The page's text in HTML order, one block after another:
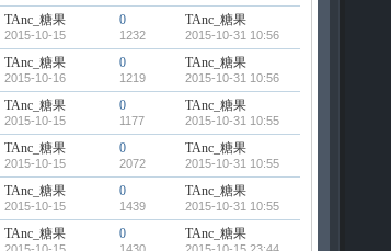
TAnc_糖果
2015-10-15
0
1232
TAnc_糖果
2015-10-31 10:56
TAnc_糖果
2015-10-16
0
1219
TAnc_糖果
2015-10-31 10:56
TAnc_糖果
2015-10-15
0
1177
TAnc_糖果
2015-10-31 10:55
TAnc_糖果
2015-10-15
0
2072
TAnc_糖果
2015-10-31 10:55
TAnc_糖果
2015-10-15
0
1439
TAnc_糖果
2015-10-31 10:55
TAnc_糖果 0 TAnc_糖果